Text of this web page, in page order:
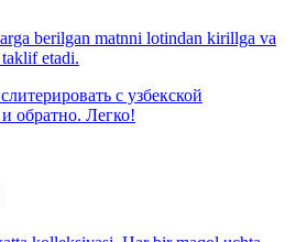
berilgan matnni lotindan kirillga va
etadi.
с узбекской
обратно. Легко!